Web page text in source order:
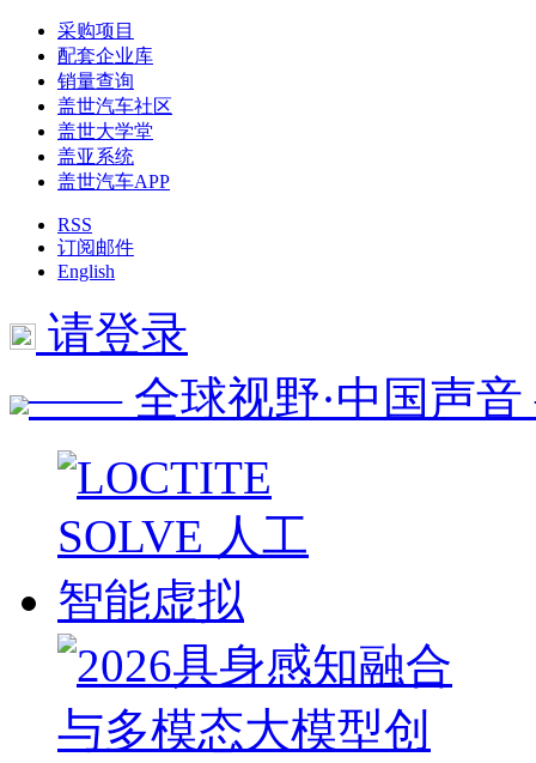
采购项目
配套企业库
销量查询
盖世汽车社区
盖世大学堂
盖亚系统
盖世汽车APP
RSS
订阅邮件
English
请登录
—— 全球视野·中国声